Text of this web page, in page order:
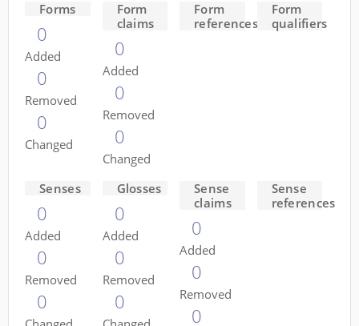
Forms
0
Added
0
Removed
0
Changed
Form
claims
0
Added
0
Removed
0
Changed
Form
references
Form
qualifiers
Senses
0
Added
0
Removed
0
Glosses
0
Added
0
Removed
0
Sense
claims
0
Added
0
Removed
0
Sense
references